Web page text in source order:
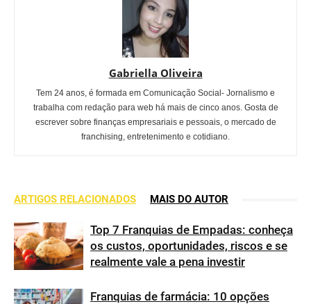
Gabriella Oliveira
Tem 24 anos, é formada em Comunicação Social- Jornalismo e
trabalha com redação para web há mais de cinco anos. Gosta de
escrever sobre finanças empresariais e pessoais, o mercado de
franchising, entretenimento e cotidiano.
ARTIGOS RELACIONADOS MAIS DO AUTOR
Top 7 Franquias de Empadas: conheça
os custos, oportunidades, riscos e se
realmente vale a pena investir
Franquias de farmácia: 10 opções